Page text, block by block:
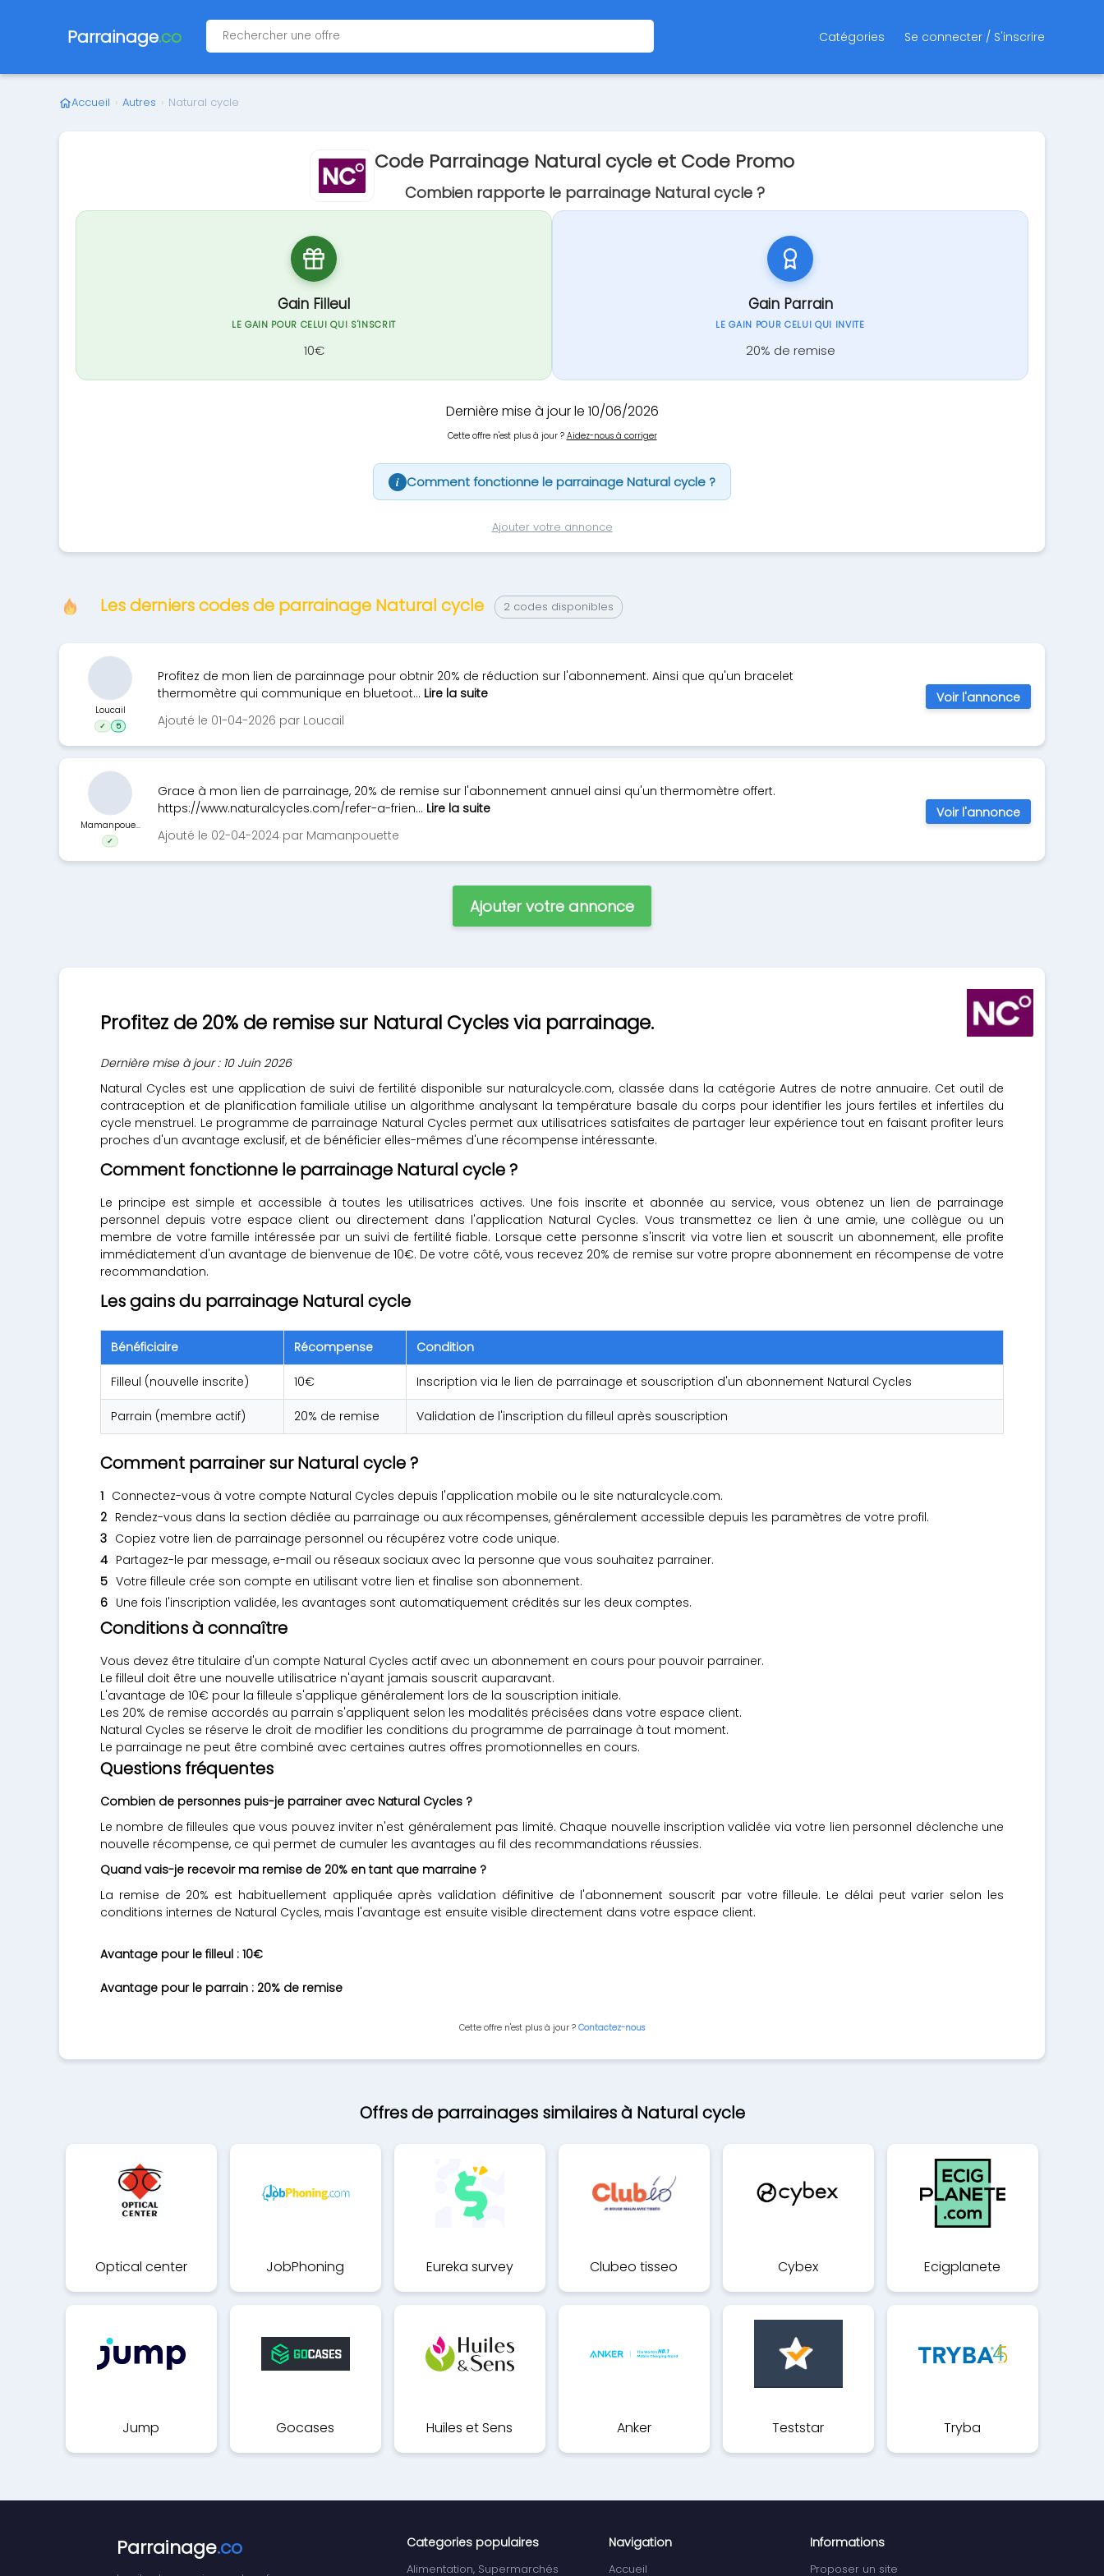
Parrainage.co Catégories Se connecter / S'inscrire
Accueil › Autres › Natural cycle
Code Parrainage Natural cycle et Code Promo
Combien rapporte le parrainage Natural cycle ?
Gain Filleul
LE GAIN POUR CELUI QUI S'INSCRIT
10€
Gain Parrain
LE GAIN POUR CELUI QUI INVITE
20% de remise
Dernière mise à jour le 10/06/2026
Cette offre n'est plus à jour ? Aidez-nous à corriger
i Comment fonctionne le parrainage Natural cycle ?
Ajouter votre annonce
Les derniers codes de parrainage Natural cycle 2 codes disponibles
Profitez de mon lien de parainnage pour obtnir 20% de réduction sur l'abonnement. Ainsi que qu'un bracelet
thermomètre qui communique en bluetoot... Lire la suite
Ajouté le 01-04-2026 par Loucail
Loucail
✓ 5
Voir l'annonce
Grace à mon lien de parrainage, 20% de remise sur l'abonnement annuel ainsi qu'un thermomètre offert.
https://www.naturalcycles.com/refer-a-frien... Lire la suite
Ajouté le 02-04-2024 par Mamanpouette
Mamanpoue...
✓
Voir l'annonce
Ajouter votre annonce
Profitez de 20% de remise sur Natural Cycles via parrainage.
Dernière mise à jour : 10 Juin 2026
Natural Cycles est une application de suivi de fertilité disponible sur naturalcycle.com, classée dans la catégorie Autres de notre annuaire. Cet outil de
contraception et de planification familiale utilise un algorithme analysant la température basale du corps pour identifier les jours fertiles et infertiles du
cycle menstruel. Le programme de parrainage Natural Cycles permet aux utilisatrices satisfaites de partager leur expérience tout en faisant profiter leurs
proches d'un avantage exclusif, et de bénéficier elles-mêmes d'une récompense intéressante.
Comment fonctionne le parrainage Natural cycle ?
Le principe est simple et accessible à toutes les utilisatrices actives. Une fois inscrite et abonnée au service, vous obtenez un lien de parrainage
personnel depuis votre espace client ou directement dans l'application Natural Cycles. Vous transmettez ce lien à une amie, une collègue ou un
membre de votre famille intéressée par un suivi de fertilité fiable. Lorsque cette personne s'inscrit via votre lien et souscrit un abonnement, elle profite
immédiatement d'un avantage de bienvenue de 10€. De votre côté, vous recevez 20% de remise sur votre propre abonnement en récompense de votre
recommandation.
Les gains du parrainage Natural cycle
Bénéficiaire Récompense Condition
Filleul (nouvelle inscrite) 10€ Inscription via le lien de parrainage et souscription d'un abonnement Natural Cycles
Parrain (membre actif) 20% de remise Validation de l'inscription du filleul après souscription
Comment parrainer sur Natural cycle ?
Connectez-vous à votre compte Natural Cycles depuis l'application mobile ou le site naturalcycle.com.
Rendez-vous dans la section dédiée au parrainage ou aux récompenses, généralement accessible depuis les paramètres de votre profil.
Copiez votre lien de parrainage personnel ou récupérez votre code unique.
Partagez-le par message, e-mail ou réseaux sociaux avec la personne que vous souhaitez parrainer.
Votre filleule crée son compte en utilisant votre lien et finalise son abonnement.
Une fois l'inscription validée, les avantages sont automatiquement crédités sur les deux comptes.
Conditions à connaître
Vous devez être titulaire d'un compte Natural Cycles actif avec un abonnement en cours pour pouvoir parrainer.
Le filleul doit être une nouvelle utilisatrice n'ayant jamais souscrit auparavant.
L'avantage de 10€ pour la filleule s'applique généralement lors de la souscription initiale.
Les 20% de remise accordés au parrain s'appliquent selon les modalités précisées dans votre espace client.
Natural Cycles se réserve le droit de modifier les conditions du programme de parrainage à tout moment.
Le parrainage ne peut être combiné avec certaines autres offres promotionnelles en cours.
Questions fréquentes
Combien de personnes puis-je parrainer avec Natural Cycles ?
Le nombre de filleules que vous pouvez inviter n'est généralement pas limité. Chaque nouvelle inscription validée via votre lien personnel déclenche une
nouvelle récompense, ce qui permet de cumuler les avantages au fil des recommandations réussies.
Quand vais-je recevoir ma remise de 20% en tant que marraine ?
La remise de 20% est habituellement appliquée après validation définitive de l'abonnement souscrit par votre filleule. Le délai peut varier selon les
conditions internes de Natural Cycles, mais l'avantage est ensuite visible directement dans votre espace client.
Avantage pour le filleul : 10€
Avantage pour le parrain : 20% de remise
Cette offre n'est plus à jour ? Contactez-nous
Offres de parrainages similaires à Natural cycle
Optical center JobPhoning Eureka survey Clubeo tisseo Cybex Ecigplanete
Jump Gocases Huiles et Sens Anker Teststar Tryba
Parrainage.co Categories populaires
Alimentation, Supermarchés
Navigation
Accueil
Informations
Proposer un site